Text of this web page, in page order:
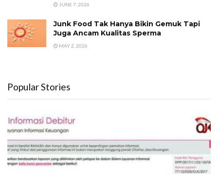
JUNE 7, 2026
Junk Food Tak Hanya Bikin Gemuk Tapi
Juga Ancam Kualitas Sperma
MAY 2, 2026
Popular Stories